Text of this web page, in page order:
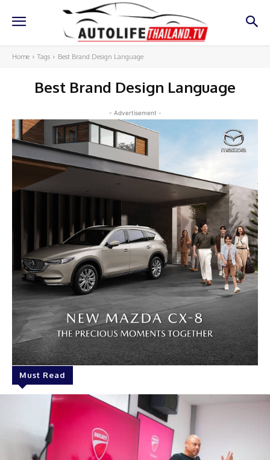
Home Tags Best Brand Design Language
Best Brand Design Language
- Advertisement -
Must Read